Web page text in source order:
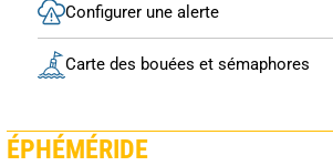
Configurer une alerte
Carte des bouées et sémaphores
ÉPHÉMÉRIDE